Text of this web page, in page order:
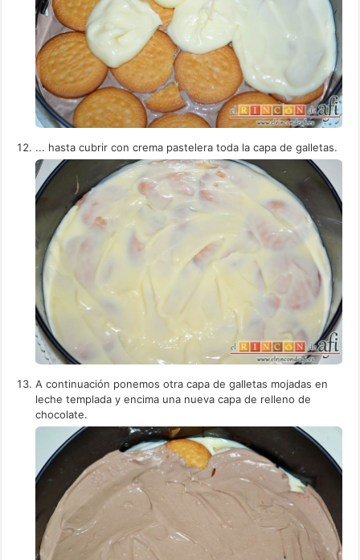
... hasta cubrir con crema pastelera toda la capa de galletas.
A continuación ponemos otra capa de galletas mojadas en
leche templada y encima una nueva capa de relleno de
chocolate.